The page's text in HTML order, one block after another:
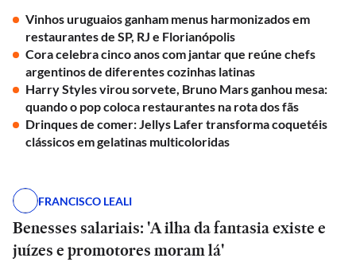
Vinhos uruguaios ganham menus harmonizados em
restaurantes de SP, RJ e Florianópolis
Cora celebra cinco anos com jantar que reúne chefs
argentinos de diferentes cozinhas latinas
Harry Styles virou sorvete, Bruno Mars ganhou mesa:
quando o pop coloca restaurantes na rota dos fãs
Drinques de comer: Jellys Lafer transforma coquetéis
clássicos em gelatinas multicoloridas
FRANCISCO LEALI
Benesses salariais: 'A ilha da fantasia existe e
juízes e promotores moram lá'